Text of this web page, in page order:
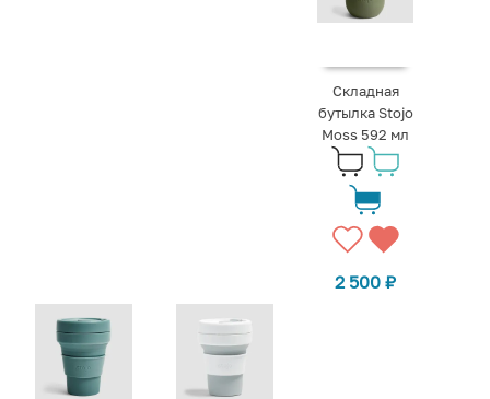
Складная
бутылка Stojo
Moss 592 мл
2 500₽